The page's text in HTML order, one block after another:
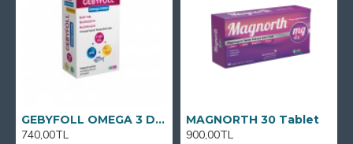
GEBYFOLL OMEGA 3 DHA
740,00TL
MAGNORTH 30 Tablet
900,00TL